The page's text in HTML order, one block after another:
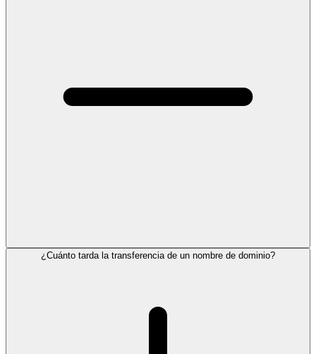
¿Cuánto tarda la transferencia de un nombre de dominio?